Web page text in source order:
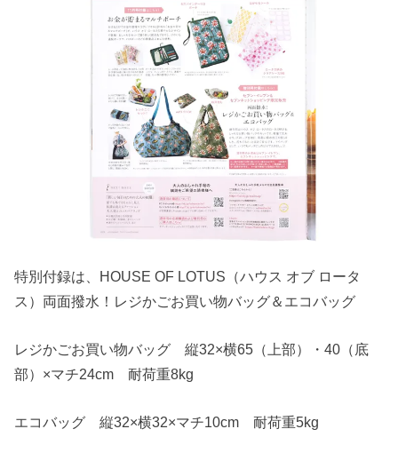
特別付録は、HOUSE OF LOTUS（ハウス オブ ロータ
ス）両面撥水！レジかごお買い物バッグ＆エコバッグ
レジかごお買い物バッグ 縦32×横65（上部）・40（底
部）×マチ24cm 耐荷重8kg
エコバッグ 縦32×横32×マチ10cm 耐荷重5kg